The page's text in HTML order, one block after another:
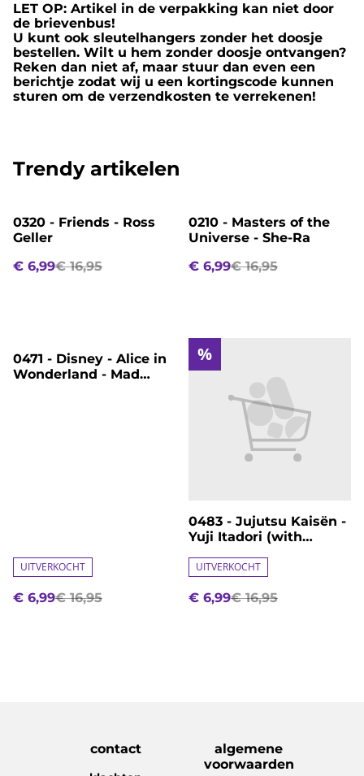
LET OP: Artikel in de verpakking kan niet door
de brievenbus!
U kunt ook sleutelhangers zonder het doosje
bestellen. Wilt u hem zonder doosje ontvangen?
Reken dan niet af, maar stuur dan even een
berichtje zodat wij u een kortingscode kunnen
sturen om de verzendkosten te verrekenen!
Trendy artikelen
%
0320 - Friends - Ross
Geller
€ 6,99€ 16,95
%
0210 - Masters of the
Universe - She-Ra
€ 6,99€ 16,95
%
0471 - Disney - Alice in
Wonderland - Mad
UITVERKOCHT
€ 6,99€ 16,95
%
0483 - Jujutsu Kaisën -
Yuji Itadori (with
UITVERKOCHT
€ 6,99€ 16,95
contact
algemene
voorwaarden